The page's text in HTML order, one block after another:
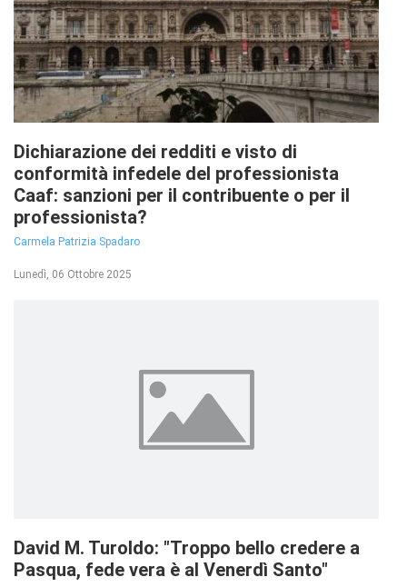
Dichiarazione dei redditi e visto di
conformità infedele del professionista
Caaf: sanzioni per il contribuente o per il
professionista?
Carmela Patrizia Spadaro
Lunedì, 06 Ottobre 2025
David M. Turoldo: "Troppo bello credere a
Pasqua, fede vera è al Venerdì Santo"